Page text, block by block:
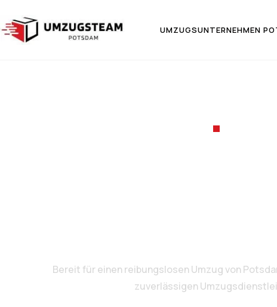
UMZUGSUNTERNEHMEN
Bereit für einen reibungslosen Umzug von
zuverlässigen